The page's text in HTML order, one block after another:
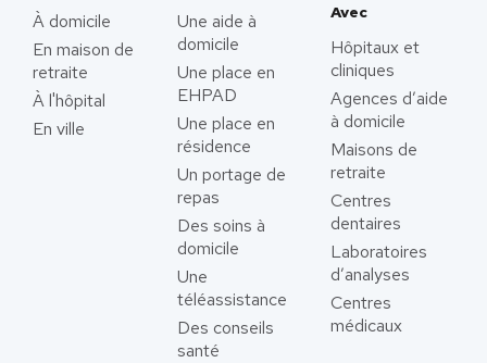
À domicile
En maison de
retraite
À l'hôpital
En ville
Une aide à
domicile
Une place en
EHPAD
Une place en
résidence
Un portage de
repas
Des soins à
domicile
Une
téléassistance
Des conseils
santé
Avec
Hôpitaux et
cliniques
Agences d’aide
à domicile
Maisons de
retraite
Centres
dentaires
Laboratoires
d’analyses
Centres
médicaux